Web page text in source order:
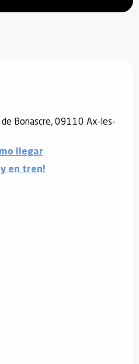
de Bonascre, 09110 Ax-les-
llegar
en tren!